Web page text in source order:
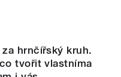
hrnčířský kruh.
tvořit vlastníma